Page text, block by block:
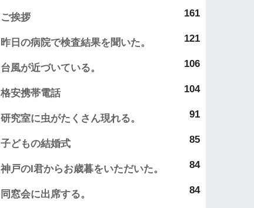
161
ご挨拶
121
昨日の病院で検査結果を聞いた。
106
台風が近づいている。
104
格安携帯電話
91
研究室に虫がたくさん現れる。
85
子どもの結婚式
84
神戸のI君からお歳暮をいただいた。
84
同窓会に出席する。